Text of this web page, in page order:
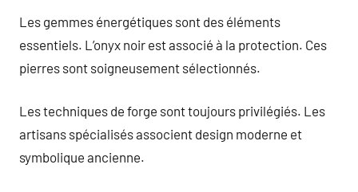
Les gemmes énergétiques sont des éléments
essentiels. L’onyx noir est associé à la protection. Ces
pierres sont soigneusement sélectionnés.
Les techniques de forge sont toujours privilégiés. Les
artisans spécialisés associent design moderne et
symbolique ancienne.